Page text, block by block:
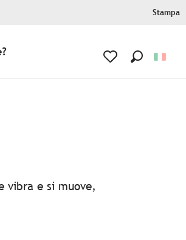
Stampa
vibra e si muove,